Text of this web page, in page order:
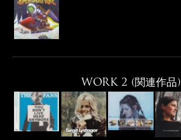
WORK 2 (関連作品)